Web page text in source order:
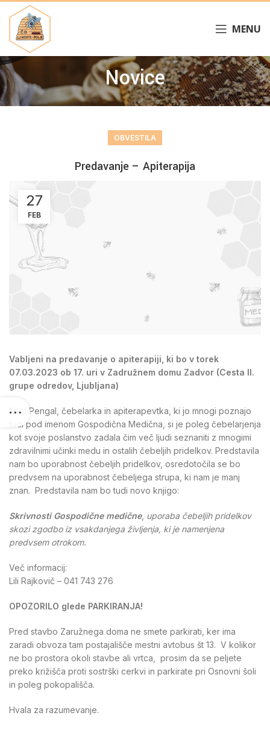
MENU
Novice
OBVESTILA
Predavanje – Apiterapija
27
FEB
Vabljeni na predavanje o apiterapiji, ki bo v torek
07.03.2023 ob 17. uri v Zadružnem domu Zadvor (Cesta II.
grupe odredov, Ljubljana)
Nika Pengal, čebelarka in apiterapevtka, ki jo mnogi poznajo
tudi pod imenom Gospodična Medična, si je poleg čebelarjenja
kot svoje poslanstvo zadala čim več ljudi seznaniti z mnogimi
zdravilnimi učinki medu in ostalih čebeljih pridelkov. Predstavila
nam bo uporabnost čebeljih pridelkov, osredotočila se bo
predvsem na uporabnost čebeljega strupa, ki nam je manj
znan. Predstavila nam bo tudi novo knjigo:
Skrivnosti Gospodične medične, uporaba čebeljih pridelkov
skozi zgodbo iz vsakdanjega življenja, ki je namenjena
predvsem otrokom.
Več informacij:
Lili Rajkovič – 041 743 276
OPOZORILO glede PARKIRANJA!
Pred stavbo Zaružnega doma ne smete parkirati, ker ima
zaradi obvoza tam postajališče mestni avtobus št 13. V kolikor
ne bo prostora okoli stavbe ali vrtca, prosim da se peljete
preko križišča proti sostrški cerkvi in parkirate pri Osnovni šoli
in poleg pokopališča.
Hvala za razumevanje.